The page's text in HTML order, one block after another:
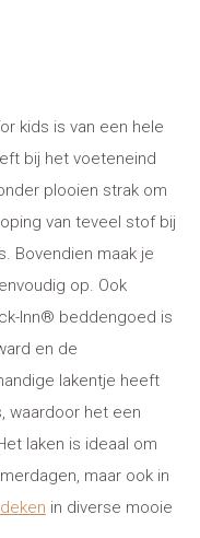
kids is van een hele
bij het voeteneind
plooien strak om
van teveel stof bij
Bovendien maak je
op. Ook
Inn® beddengoed is
en de
lakentje heeft
waardoor het een
laken is ideaal om
maar ook in
in diverse mooie